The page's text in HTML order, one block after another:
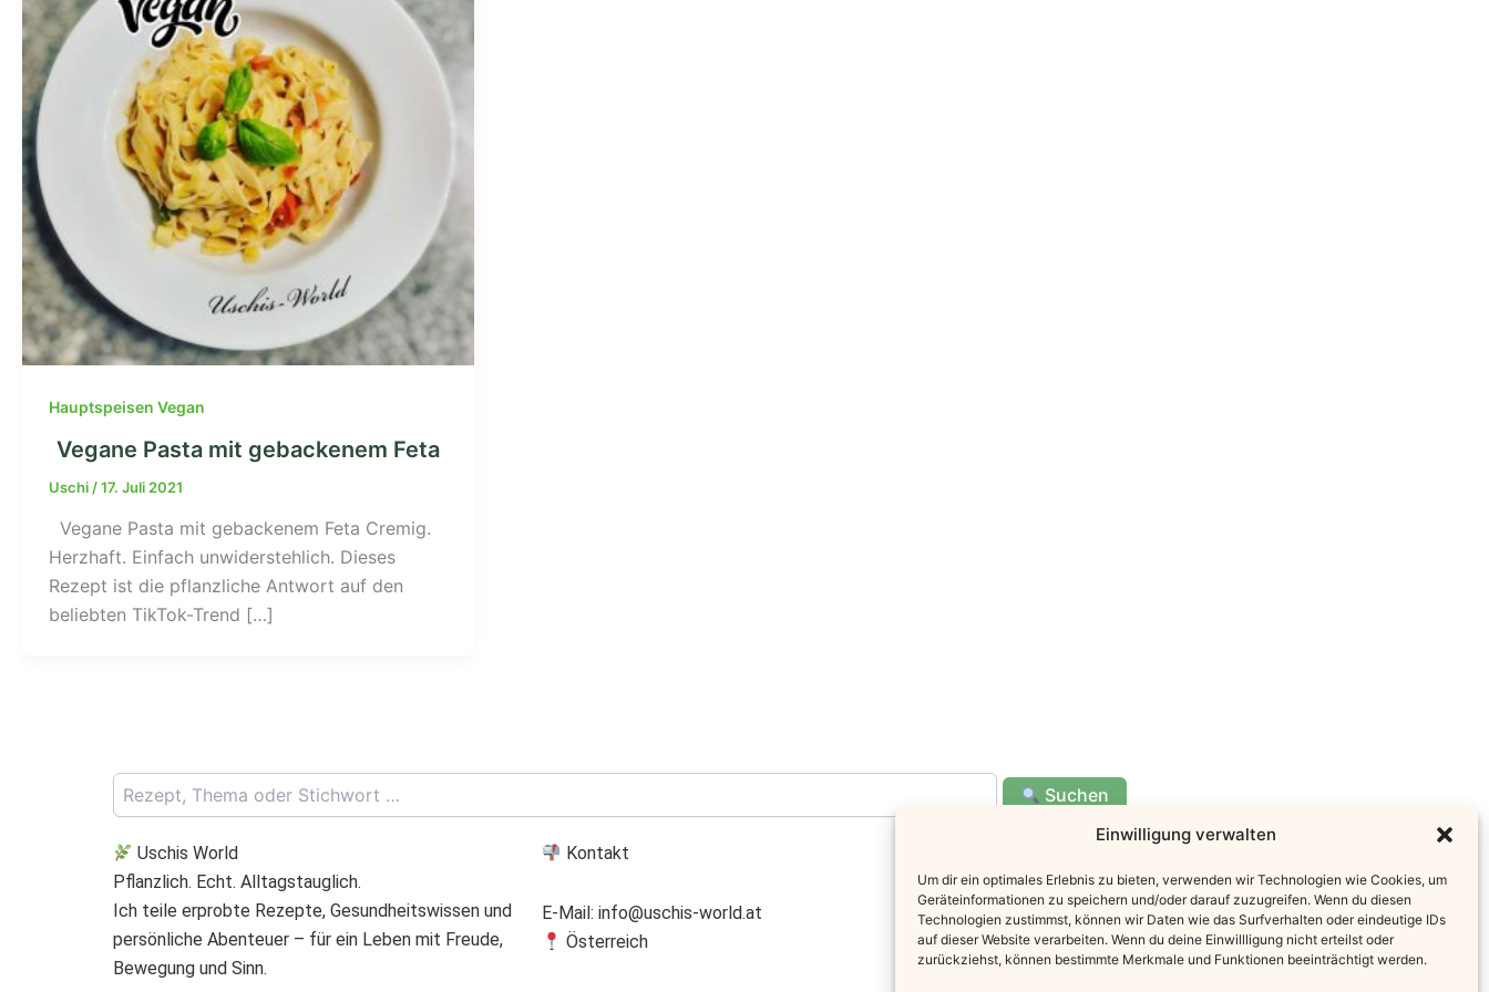
Einwilligung verwalten
Um dir ein optimales Erlebnis zu bieten, verwenden wir Technologien wie Cookies, um
Geräteinformationen zu speichern und/oder darauf zuzugreifen. Wenn du diesen
Technologien zustimmst, können wir Daten wie das Surfverhalten oder eindeutige IDs
auf dieser Website verarbeiten. Wenn du deine Einwillligung nicht erteilst oder
zurückziehst, können bestimmte Merkmale und Funktionen beeinträchtigt werden.
Hauptspeisen Vegan
Vegane Pasta mit gebackenem Feta
Uschi /17. Juli 2021
Vegane Pasta mit gebackenem Feta Cremig.
Herzhaft. Einfach unwiderstehlich. Dieses
Rezept ist die pflanzliche Antwort auf den
beliebten TikTok-Trend […]
Suchen
Uschis World
Pflanzlich. Echt. Alltagstauglich.
Ich teile erprobte Rezepte, Gesundheitswissen und
persönliche Abenteuer – für ein Leben mit Freude,
Bewegung und Sinn.
Kontakt
E-Mail: info@uschis-world.at
Österreich
„Hol dir Inspiration für Alltag & Küche –
Hier eintragen